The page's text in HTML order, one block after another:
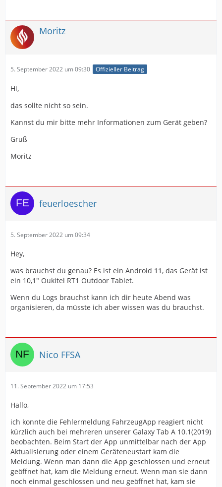
Moritz
5. September 2022 um 09:30 Offizieller Beitrag
Hi,
das sollte nicht so sein.
Kannst du mir bitte mehr Informationen zum Gerät geben?
Gruß
Moritz
feuerloescher
5. September 2022 um 09:34
Hey,
was brauchst du genau? Es ist ein Android 11, das Gerät ist
ein 10,1" Oukitel RT1 Outdoor Tablet.
Wenn du Logs brauchst kann ich dir heute Abend was
organisieren, da müsste ich aber wissen was du brauchst.
Nico FFSA
11. September 2022 um 17:53
Hallo,
ich konnte die Fehlermeldung FahrzeugApp reagiert nicht
kürzlich auch bei mehreren unserer Galaxy Tab A 10.1(2019)
beobachten. Beim Start der App unmittelbar nach der App
Aktualisierung oder einem Geräteneustart kam die
Meldung. Wenn man dann die App geschlossen und erneut
geöffnet hat, kam die Meldung erneut. Wenn man sie dann
noch einmal geschlossen und neu geöffnet hat, kam sie